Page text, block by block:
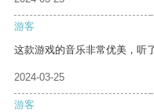
游客
这款游戏的音乐非常优美，听
2024-03-25
游客